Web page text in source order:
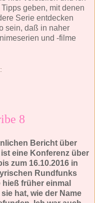
geben, mit denen
Serie entdecken
sein, daß in naher
und -filme
8
Bericht über
eine Konferenz über
zum 16.10.2016 in
Rundfunks
früher einmal
hat, wie der Name